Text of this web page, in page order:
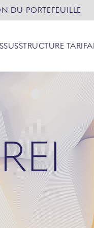
DU PORTEFEUILLE
STRUCTURE